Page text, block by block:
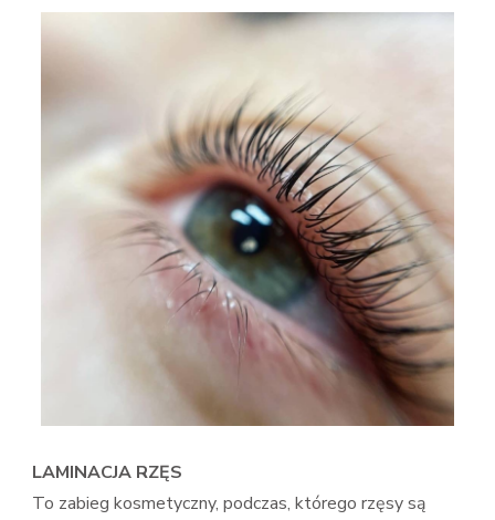
LAMINACJA RZĘS
To zabieg kosmetyczny, podczas, którego rzęsy są